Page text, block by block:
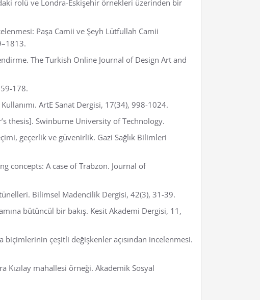
rolü ve Londra-Eskişehir örnekleri üzerinden bir
Paşa Camii ve Şeyh Lütfullah Camii
The Turkish Online Journal of Design Art and
178.
ArtE Sanat Dergisi, 17(34), 998-1024.
thesis]. Swinburne University of Technology.
geçerlik ve güvenirlik. Gazi Sağlık Bilimleri
concepts: A case of Trabzon. Journal of
tünelleri. Bilimsel Madencilik Dergisi, 42(3), 31-39.
bütüncül bir bakış. Kesit Akademi Dergisi, 11,
biçimlerinin çeşitli değişkenler açısından incelenmesi.
Kızılay mahallesi örneği. Akademik Sosyal